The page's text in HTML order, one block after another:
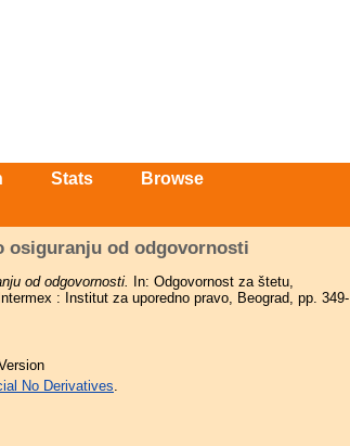
Stats Browse
osiguranju od odgovornosti
od odgovornosti.
In: Odgovornost za štetu,
: Institut za uporedno pravo, Beograd, pp. 349-
No Derivatives